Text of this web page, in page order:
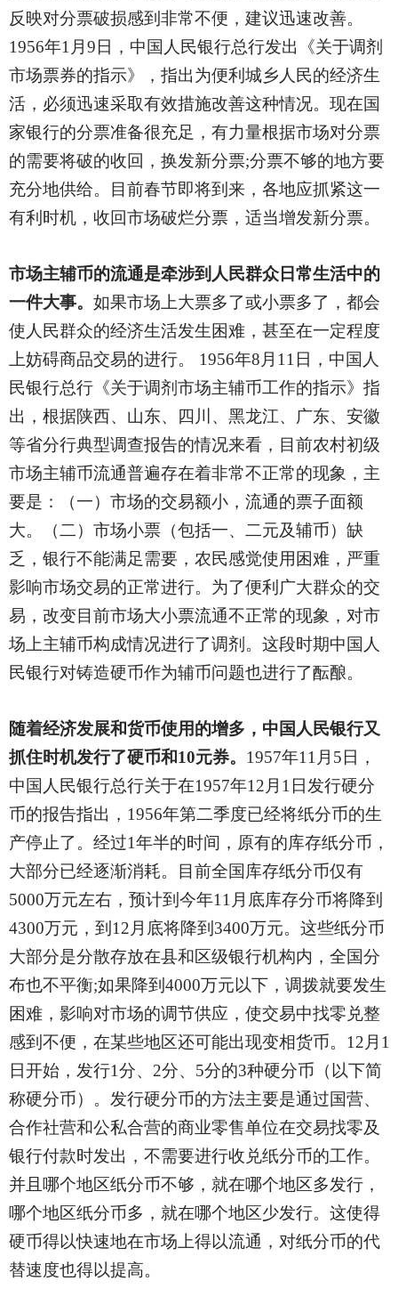
反映对分票破损感到非常不便，建议迅速改善。
1956年1月9日，中国人民银行总行发出《关于调剂
市场票券的指示》，指出为便利城乡人民的经济生
活，必须迅速采取有效措施改善这种情况。现在国
家银行的分票准备很充足，有力量根据市场对分票
的需要将破的收回，换发新分票;分票不够的地方要
充分地供给。目前春节即将到来，各地应抓紧这一
有利时机，收回市场破烂分票，适当增发新分票。
市场主辅币的流通是牵涉到人民群众日常生活中的
一件大事。 如果市场上大票多了或小票多了，都会
使人民群众的经济生活发生困难，甚至在一定程度
上妨碍商品交易的进行。 1956年8月11日，中国人
民银行总行《关于调剂市场主辅币工作的指示》指
出，根据陕西、山东、四川、黑龙江、广东、安徽
等省分行典型调查报告的情况来看，目前农村初级
市场主辅币流通普遍存在着非常不正常的现象，主
要是：（一）市场的交易额小，流通的票子面额
大。（二）市场小票（包括一、二元及辅币）缺
乏，银行不能满足需要，农民感觉使用困难，严重
影响市场交易的正常进行。为了便利广大群众的交
易，改变目前市场大小票流通不正常的现象，对市
场上主辅币构成情况进行了调剂。这段时期中国人
民银行对铸造硬币作为辅币问题也进行了酝酿。
随着经济发展和货币使用的增多，中国人民银行又
抓住时机发行了硬币和10元券。 1957年11月5日，
中国人民银行总行关于在1957年12月1日发行硬分
币的报告指出，1956年第二季度已经将纸分币的生
产停止了。经过1年半的时间，原有的库存纸分币，
大部分已经逐渐消耗。目前全国库存纸分币仅有
5000万元左右，预计到今年11月底库存分币将降到
4300万元，到12月底将降到3400万元。这些纸分币
大部分是分散存放在县和区级银行机构内，全国分
布也不平衡;如果降到4000万元以下，调拨就要发生
困难，影响对市场的调节供应，使交易中找零兑整
感到不便，在某些地区还可能出现变相货币。12月1
日开始，发行1分、2分、5分的3种硬分币（以下简
称硬分币）。发行硬分币的方法主要是通过国营、
合作社营和公私合营的商业零售单位在交易找零及
银行付款时发出，不需要进行收兑纸分币的工作。
并且哪个地区纸分币不够，就在哪个地区多发行，
哪个地区纸分币多，就在哪个地区少发行。这使得
硬币得以快速地在市场上得以流通，对纸分币的代
替速度也得以提高。